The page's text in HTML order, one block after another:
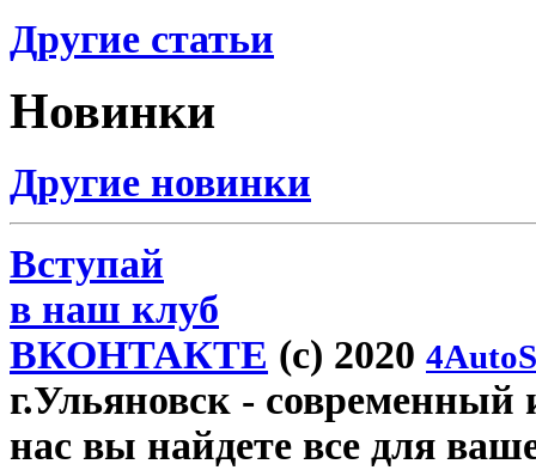
Другие статьи
Новинки
Другие новинки
Вступай
в наш клуб
ВКОНТАКТЕ (c) 2020
г.Ульяновск - современный
нас вы найдете все для